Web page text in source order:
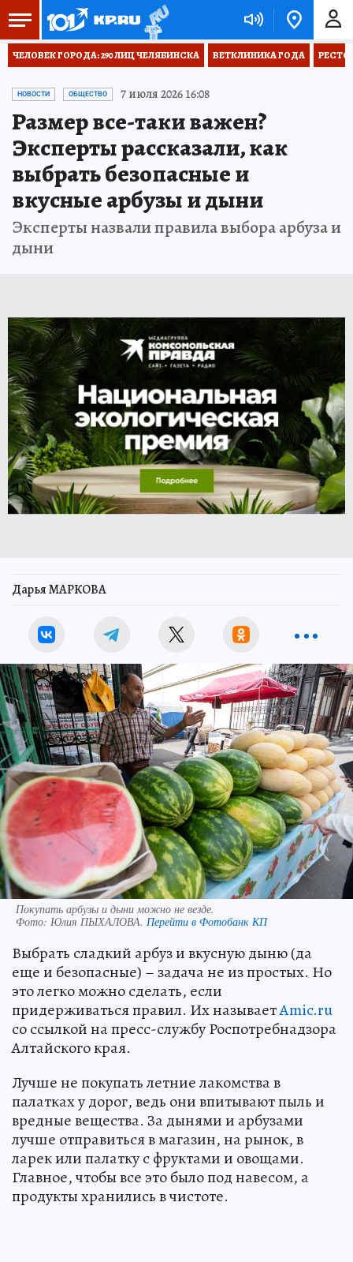
ЧЕЛОВЕК ГОРОДА: 290 ЛИЦ ЧЕЛЯБИНСКА ВЕТКЛИНИКА ГОДА
НОВОСТИ ОБЩЕСТВО 7 июля 2026 16:08
Размер все-таки важен?
Эксперты рассказали, как
выбрать безопасные и
вкусные арбузы и дыни
Эксперты назвали правила выбора арбуза и
дыни
Дарья МАРКОВА
Покупать арбузы и дыни можно не везде.
Фото: Юлия ПЫХАЛОВА. Перейти в Фотобанк КП
Выбрать сладкий арбуз и вкусную дыню (да
еще и безопасные) – задача не из простых. Но
это легко можно сделать, если
придерживаться правил. Их называетAmic.ru
со ссылкой на пресс-службу Роспотребнадзора
Алтайского края.
Лучше не покупать летние лакомства в
палатках у дорог, ведь они впитывают пыль и
вредные вещества. За дынями и арбузами
лучше отправиться в магазин, на рынок, в
ларек или палатку с фруктами и овощами.
Главное, чтобы все это было под навесом, а
продукты хранились в чистоте.